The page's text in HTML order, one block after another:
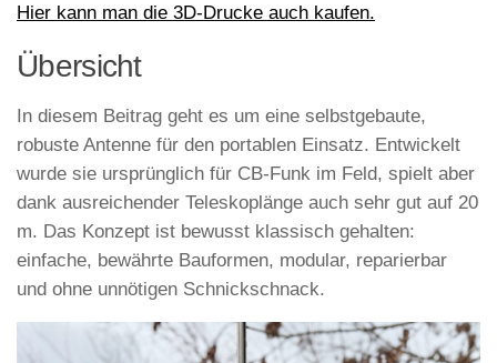
Hier kann man die 3D-Drucke auch kaufen.
Übersicht
In diesem Beitrag geht es um eine selbstgebaute,
robuste Antenne für den portablen Einsatz. Entwickelt
wurde sie ursprünglich für CB-Funk im Feld, spielt aber
dank ausreichender Teleskoplänge auch sehr gut auf 20
m. Das Konzept ist bewusst klassisch gehalten:
einfache, bewährte Bauformen, modular, reparierbar
und ohne unnötigen Schnickschnack.